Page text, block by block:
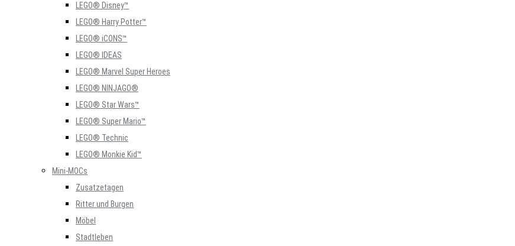
LEGO® Disney™
LEGO® Harry Potter™
LEGO® iCONS™
LEGO® IDEAS
LEGO® Marvel Super Heroes
LEGO® NINJAGO®
LEGO® Star Wars™
LEGO® Super Mario™
LEGO® Technic
LEGO® Monkie Kid™
Mini-MOCs
Zusatzetagen
Ritter und Burgen
Möbel
Stadtleben